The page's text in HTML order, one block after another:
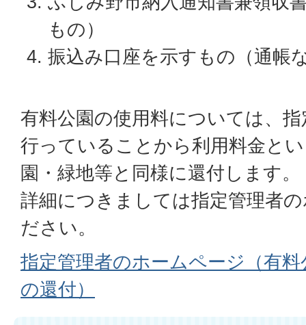
もの）
振込み口座を示すもの（通帳
有料公園の使用料については、
行っていることから利用料金と
園・緑地等と同様に還付します。
詳細につきましては指定管理者
ださい。
指定管理者のホームページ（有
の還付）